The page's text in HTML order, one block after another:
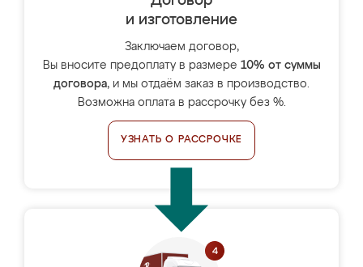
и изготовление
Заключаем договор,
Вы вносите предоплату в размере 10% от суммы
договора, и мы отдаём заказ в производство.
Возможна оплата в рассрочку без %.
УЗНАТЬ О РАССРОЧКЕ